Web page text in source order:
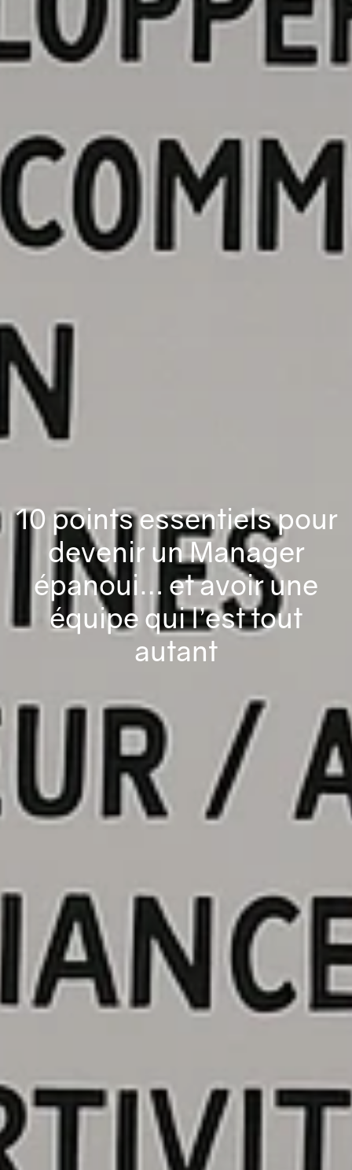
10 points essentiels pour
devenir un Manager
épanoui… et avoir une
équipe qui l’est tout
autant